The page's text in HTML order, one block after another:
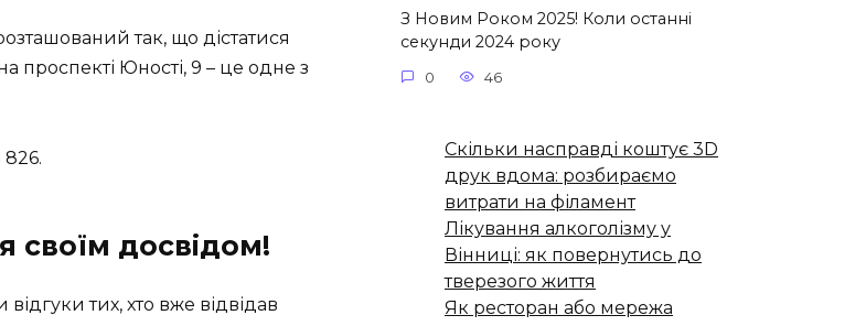
так, що дістатися
проспекті Юності, 9 – це одне з
своїм досвідом!
тих, хто вже відвідав
З Новим Роком 2025! Коли останні
секунди 2024 року
0 46
Скільки насправді коштує 3D
друк вдома: розбираємо
витрати на філамент
Лікування алкоголізму у
Вінниці: як повернутись до
тверезого життя
Як ресторан або мережа